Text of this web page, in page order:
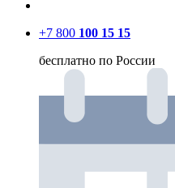
+7 800 100 15 15
бесплатно по России